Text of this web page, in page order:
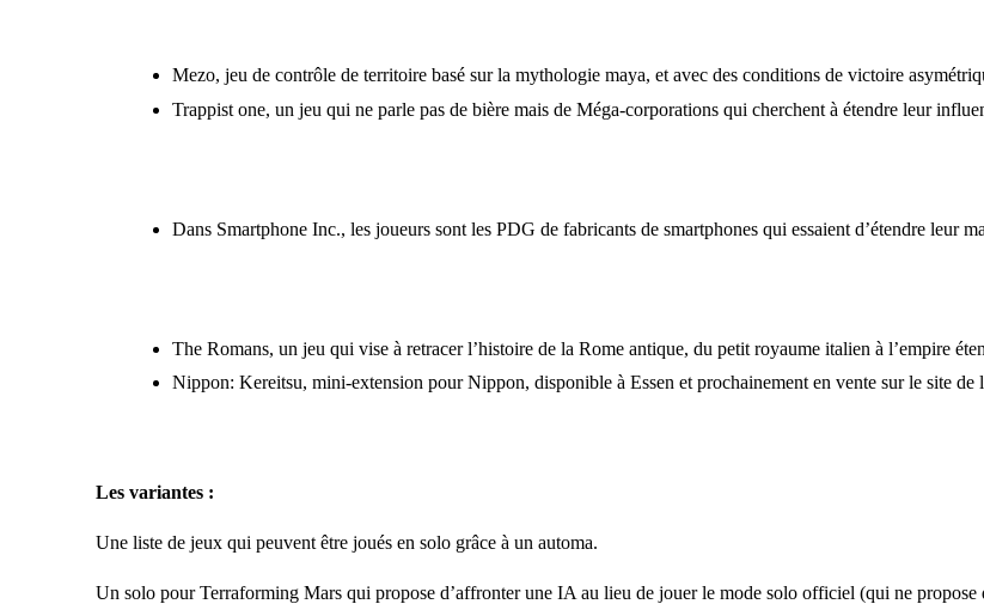
Mezo, jeu de contrôle de territoire basé sur la mythologie maya, et avec des conditions de victoire
Trappist one, un jeu qui ne parle pas de bière mais de Méga-corporations qui cherchent à étendre leur
Dans Smartphone Inc., les joueurs sont les PDG de fabricants de smartphones qui essaient d’étendre leur
The Romans, un jeu qui vise à retracer l’histoire de la Rome antique, du petit royaume italien à l’empire
Nippon: Kereitsu, mini-extension pour Nippon, disponible à Essen et prochainement en vente sur le site de
Les variantes :
Une liste de jeux qui peuvent être joués en solo grâce à un automa.
Un solo pourTerraforming Mars qui propose d’affronter une IA au lieu de jouer le mode solo officiel (qui ne propose